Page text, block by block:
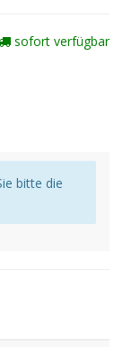
sofort verfügbar
bitte die